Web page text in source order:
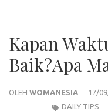
Kapan
Baik?Apa
OLEH WOMANESIA
17/
DAILY TIPS